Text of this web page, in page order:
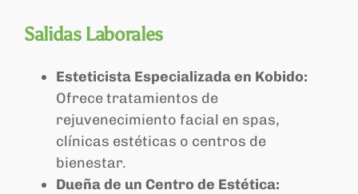
Salidas Laborales
Esteticista Especializada en Kobido:
Ofrece tratamientos de
rejuvenecimiento facial en spas,
clínicas estéticas o centros de
bienestar.
Dueña de un Centro de Estética: